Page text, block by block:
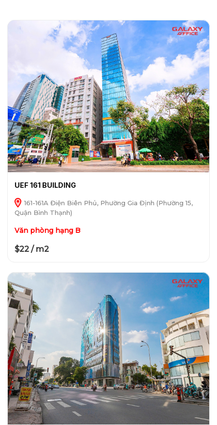
UEF 161 BUILDING
161-161A Điện Biên Phủ, Phường Gia Định (Phường 15,
Quận Bình Thạnh)
Văn phòng hạng B
$22 / m2